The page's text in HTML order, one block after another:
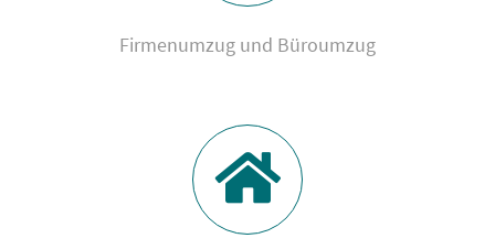
Firmenumzug und Büroumzug